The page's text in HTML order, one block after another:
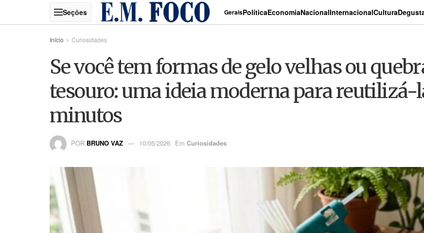
GeraisPolíticaEconomiaNacionalInternacionalCultura
Início Curiosidades
Se você tem formas de gelo velhas ou
tesouro: uma ideia moderna para reutilizá-
minutos
POR BRUNO VAZ 10/05/2026 Em Curiosidades